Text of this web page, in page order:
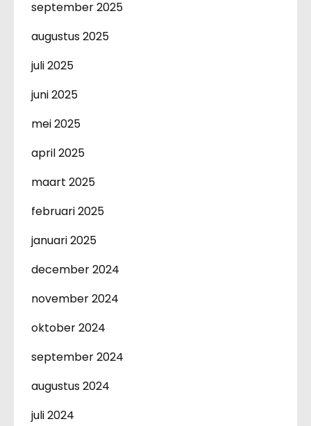
september 2025
augustus 2025
juli 2025
juni 2025
mei 2025
april 2025
maart 2025
februari 2025
januari 2025
december 2024
november 2024
oktober 2024
september 2024
augustus 2024
juli 2024